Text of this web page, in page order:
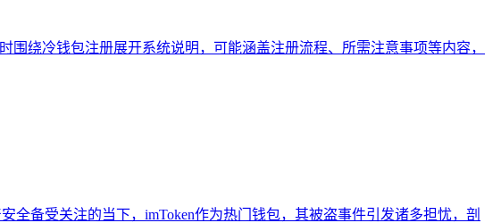
围绕冷钱包注册展开系统说明，可能涵盖注册流程、所需注意事项等内容，
全备受关注的当下，imToken作为热门钱包，其被盗事件引发诸多担忧，剖